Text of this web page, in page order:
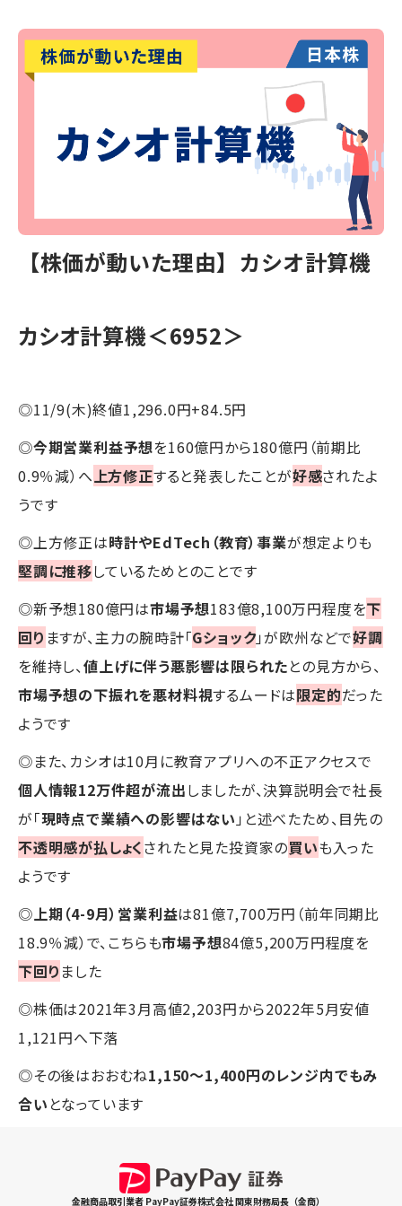
【株価が動いた理由】カシオ計算機
カシオ計算機＜6952＞
◎11/9(木)終値1,296.0円+84.5円
◎今期営業利益予想を160億円から180億円（前期比
0.9％減）へ 上方修正すると発表したことが好感されたよ
うです
◎上方修正は時計やEdTech（教育）事業が想定よりも
堅調に推移しているためとのことです
◎新予想180億円は市場予想183億8,100万円程度を下
回り ますが、主力の腕時計「Gショック」が欧州などで好調
を維持し、値上げに伴う悪影響は限られたとの見方から、
市場予想の下振れを悪材料視するムードは限定的だった
ようです
◎また、カシオは10月に教育アプリへの不正アクセスで
個人情報12万件超が流出しましたが、決算説明会で社長
が「現時点で業績への影響はない 」と述べたため、目先の
不透明感が払しょくされたと見た投資家の買いも入った
ようです
◎ 上期（4-9月）営業利益は81億7,700万円（前年同期比
18.9％減）で、こちらも市場予想84億5,200万円程度を
下回り ました
◎株価は2021年3月高値2,203円から2022年5月安値
1,121円へ下落
◎その後はおおむね1,150～1,400円のレンジ内でもみ
合い となっています
金融商品取引業者 PayPay証券株式会社 関東財務局長（金商）